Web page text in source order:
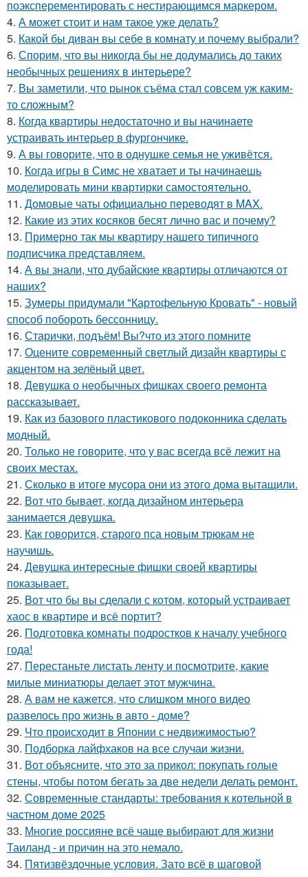
поэксперементировать с нестирающимся маркером.
4. А может стоит и нам такое уже делать?
5. Какой бы диван вы себе в комнату и почему выбрали?
6. Спорим, что вы никогда бы не додумались до таких
необычных решениях в интерьере?
7. Вы заметили, что рынок съёма стал совсем уж каким-
то сложным?
8. Когда квартиры недостаточно и вы начинаете
устраивать интерьер в фургончике.
9. А вы говорите, что в однушке семья не уживётся.
10. Когда игры в Симс не хватает и ты начинаешь
моделировать мини квартирки самостоятельно.
11. Домовые чаты официально переводят в MAX.
12. Какие из этих косяков бесят лично вас и почему?
13. Примерно так мы квартиру нашего типичного
подписчика представляем.
14. А вы знали, что дубайские квартиры отличаются от
наших?
15. Зумеры придумали "Картофельную Кровать" - новый
способ побороть бессонницу.
16. Старички, подъём! Вы?что из этого помните
17. Оцените современный светлый дизайн квартиры с
акцентом на зелёный цвет.
18. Девушка о необычных фишках своего ремонта
рассказывает.
19. Как из базового пластикового подоконника сделать
модный.
20. Только не говорите, что у вас всегда всё лежит на
своих местах.
21. Сколько в итоге мусора они из этого дома вытащили.
22. Вот что бывает, когда дизайном интерьера
занимается девушка.
23. Как говорится, старого пса новым трюкам не
научишь.
24. Девушка интересные фишки своей квартиры
показывает.
25. Вот что бы вы сделали с котом, который устраивает
хаос в квартире и всё портит?
26. Подготовка комнаты подростков к началу учебного
года!
27. Перестаньте листать ленту и посмотрите, какие
милые миниатюры делает этот мужчина.
28. А вам не кажется, что слишком много видео
развелось про жизнь в авто - доме?
29. Что происходит в Японии с недвижимостью?
30. Подборка лайфхаков на все случаи жизни.
31. Вот объясните, что это за прикол: покупать голые
стены, чтобы потом бегать за две недели делать ремонт.
32. Современные стандарты: требования к котельной в
частном доме 2025
33. Многие россияне всё чаще выбирают для жизни
Таиланд - и причин на это немало.
34. Пятизвёздочные условия. Зато всё в шаговой